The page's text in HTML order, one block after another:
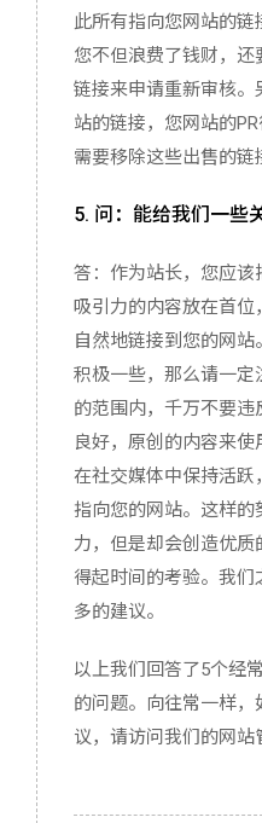
此所有指向您网站的
您不但浪费了钱财，
链接来申请重新审核。
站的链接，您网站的
需要移除这些出售的链
5. 问：能给我们一些
答：作为站长，您应该
吸引力的内容放在首
自然地链接到您的网
积极一些，那么请一定
的范围内，千万不要
良好，原创的内容来使
在社交媒体中保持活
指向您的网站。这样
力，但是却会创造优
得起时间的考验。我
多的建议。
以上我们回答了5个经
的问题。向往常一样
议，请访问我们的网站